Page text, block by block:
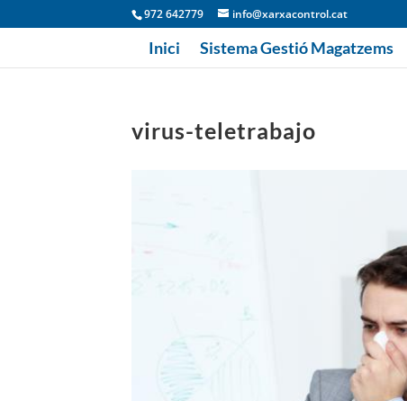
972 642779 info@xarxacontrol.cat
Inici Sistema Gestió Magatzems
virus-teletrabajo